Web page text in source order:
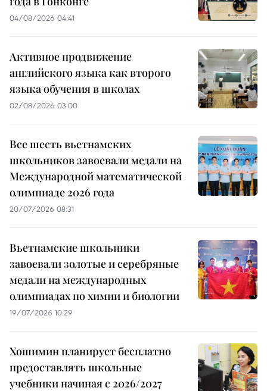
04/08/2026 04:41
Активное продвижение
английского языка как второго
языка обучения в школах
02/08/2026 03:00
Все шесть вьетнамских
школьников завоевали медали на
Международной математической
олимпиаде 2026 года
20/07/2026 08:31
Вьетнамские школьники
завоевали золотые и серебряные
медали на международных
олимпиадах по химии и биологии
19/07/2026 10:29
Хошимин планирует бесплатно
предоставлять школьные
учебники начиная с 2026/2027